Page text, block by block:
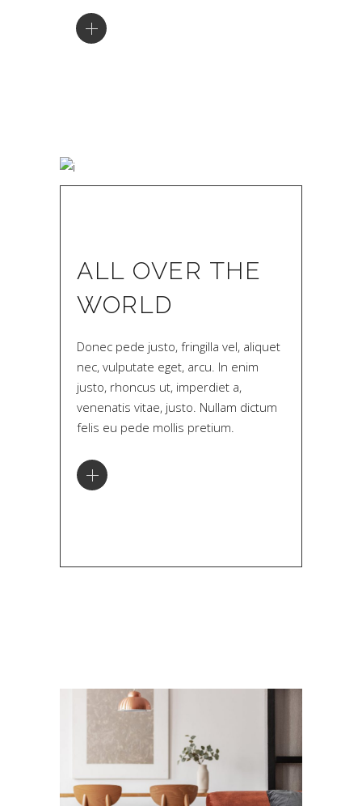
ALL OVER THE
WORLD
Donec pede justo, fringilla vel, aliquet
nec, vulputate eget, arcu. In enim
justo, rhoncus ut, imperdiet a,
venenatis vitae, justo. Nullam dictum
felis eu pede mollis pretium.